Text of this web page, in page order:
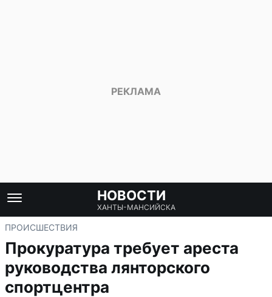
НОВОСТИ
ХАНТЫ-МАНСИЙСКА
ПРОИСШЕСТВИЯ
Прокуратура требует ареста
руководства лянторского
спортцентра